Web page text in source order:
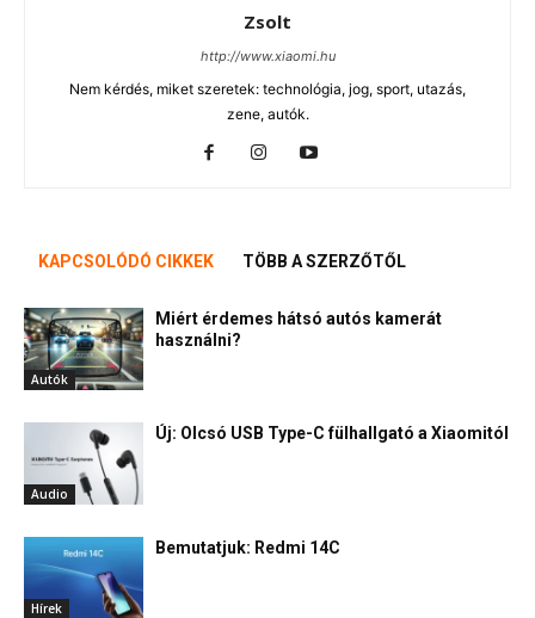
Zsolt
http://www.xiaomi.hu
Nem kérdés, miket szeretek: technológia, jog, sport, utazás,
zene, autók.
KAPCSOLÓDÓ CIKKEK TÖBB A SZERZŐTŐL
Autók
Miért érdemes hátsó autós kamerát
használni?
Audio
Új: Olcsó USB Type-C fülhallgató a Xiaomitól
Hírek
Bemutatjuk: Redmi 14C